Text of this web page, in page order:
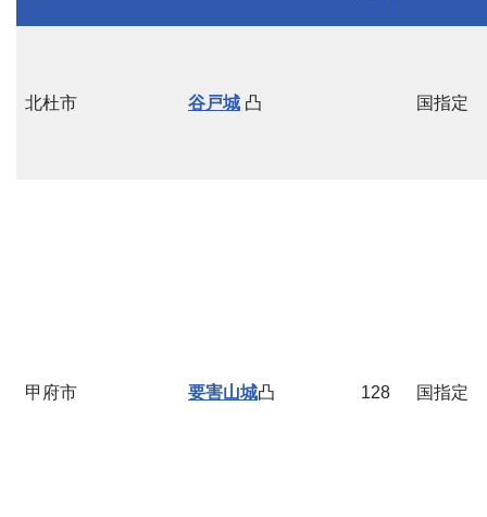
北杜市 谷戸城 凸 国指定
甲府市 要害山城凸 128 国指定